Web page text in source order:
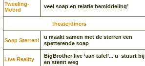
Tweeling­
Moord
veel soap en relatie‘bemiddeling’
theaterdiners
Soap Sterren!
u maakt samen met de sterren een
spetterende soap
Live Reality
BigBrother live ‘aan tafel’... u stuurt bij
en stemt weg